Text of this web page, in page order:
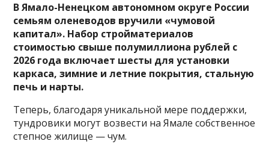
В Ямало-Ненецком автономном округе России
семьям оленеводов вручили «чумовой
капитал». Набор стройматериалов
стоимостью свыше полумиллиона рублей с
2026 года включает шесты для установки
каркаса, зимние и летние покрытия, стальную
печь и нарты.
Теперь, благодаря уникальной мере поддержки,
тундровики могут возвести на Ямале собственное
степное жилище — чум.